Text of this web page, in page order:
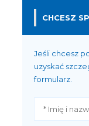
CHCESZ
Jeśli chcesz
uzyskać
formularz.